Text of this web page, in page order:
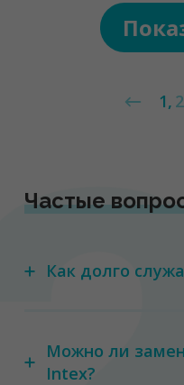
1 2
Частые
Как долго
Можно ли
Intex?